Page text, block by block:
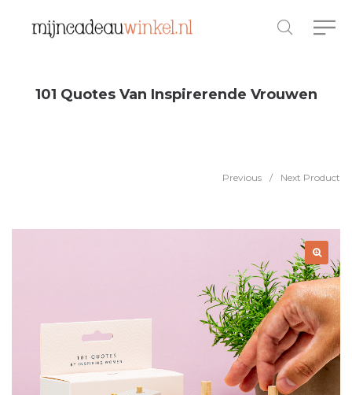
101 Quotes Van Inspirerende Vrouwen
Previous / Next Product